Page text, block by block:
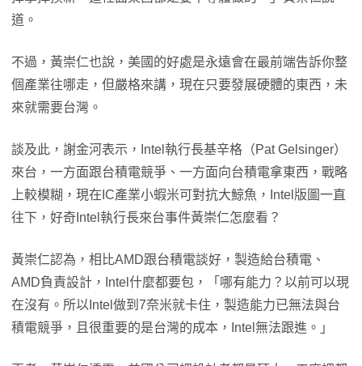
道。
不過，黃崇仁也說，美國的好處是永遠會在最前端告訴你整
個產業往哪走，但嚴格來講，現在只要發展硬體的東西，未
來就需要台灣。
談及此，謝金河表示，Intel執行長基辛格（Pat Gelsinger）
來台，一方面跟台積電競爭、一方面向台積電拿東西，戰略
上較模糊，現在IC產業小蝦米可對抗大鯨魚，Intel版圖一直
往下，好奇Intel執行長來台事件黃崇仁怎麼看？
黃崇仁認為，相比AMD跟台積電談好，製造給台積電、
AMD負責設計，Intel什麼都要包，「哪有能力？以前可以現
在沒有。所以Intel做到7奈米就卡住，製造能力已無法與台
積電競爭，且很重要的是台灣的成本，Intel無法跟進。」